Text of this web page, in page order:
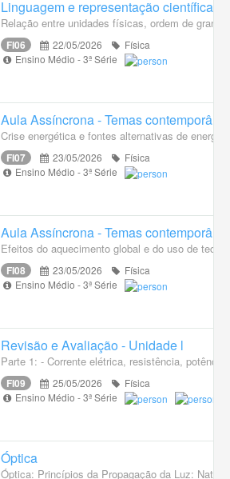
Linguagem e representação científica
Relação entre unidades físicas, ordem de
FI06 22/05/2026
Física
Ensino Médio - 3ª Série
Aula Assíncrona - Temas
Crise energética e fontes alternativas de energia.
FI07 23/05/2026
Física
Ensino Médio - 3ª Série
Aula Assíncrona - Temas
Efeitos do aquecimento global e do uso de
FI08 23/05/2026
Física
Ensino Médio - 3ª Série
Revisão e Avaliação - Unidade l
Parte 1: - Corrente elétrica, resistência,
FI09 25/05/2026
Física
Ensino Médio - 3ª Série
Óptica
Óptica: Princípios da Propagação da Luz: